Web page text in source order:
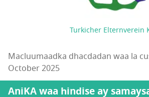
Turkicher Elternverein
Macluumaadka dhacdadan waa la
October 2025
AniKA waa hindise ay